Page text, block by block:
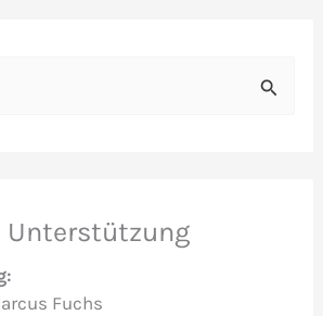
Unterstützung
Fuchs